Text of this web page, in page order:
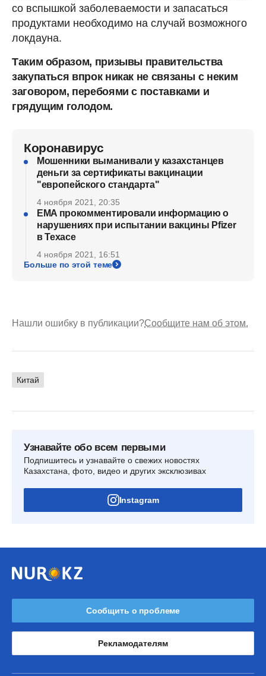
со вспышкой заболеваемости и запасаться
продуктами необходимо на случай возможного
локдауна.
Таким образом, призывы правительства
закупаться впрок никак не связаны с неким
заговором, перебоями с поставками и
грядущим голодом.
Коронавирус
Мошенники выманивали у казахстанцев
деньги за сертификаты вакцинации
"европейского стандарта"
4 ноября 2021, 20:35
EMA прокомментировали информацию о
нарушениях при испытании вакцины Pfizer
в Техасе
4 ноября 2021, 16:51
Больше по этой теме
Нашли ошибку в публикации?Сообщите нам об этом.
Китай
Узнавайте обо всем первыми
Подпишитесь и узнавайте о свежих новостях
Казахстана, фото, видео и других эксклюзивах
Instagram
Сообщить о проблеме
Рекламодателям